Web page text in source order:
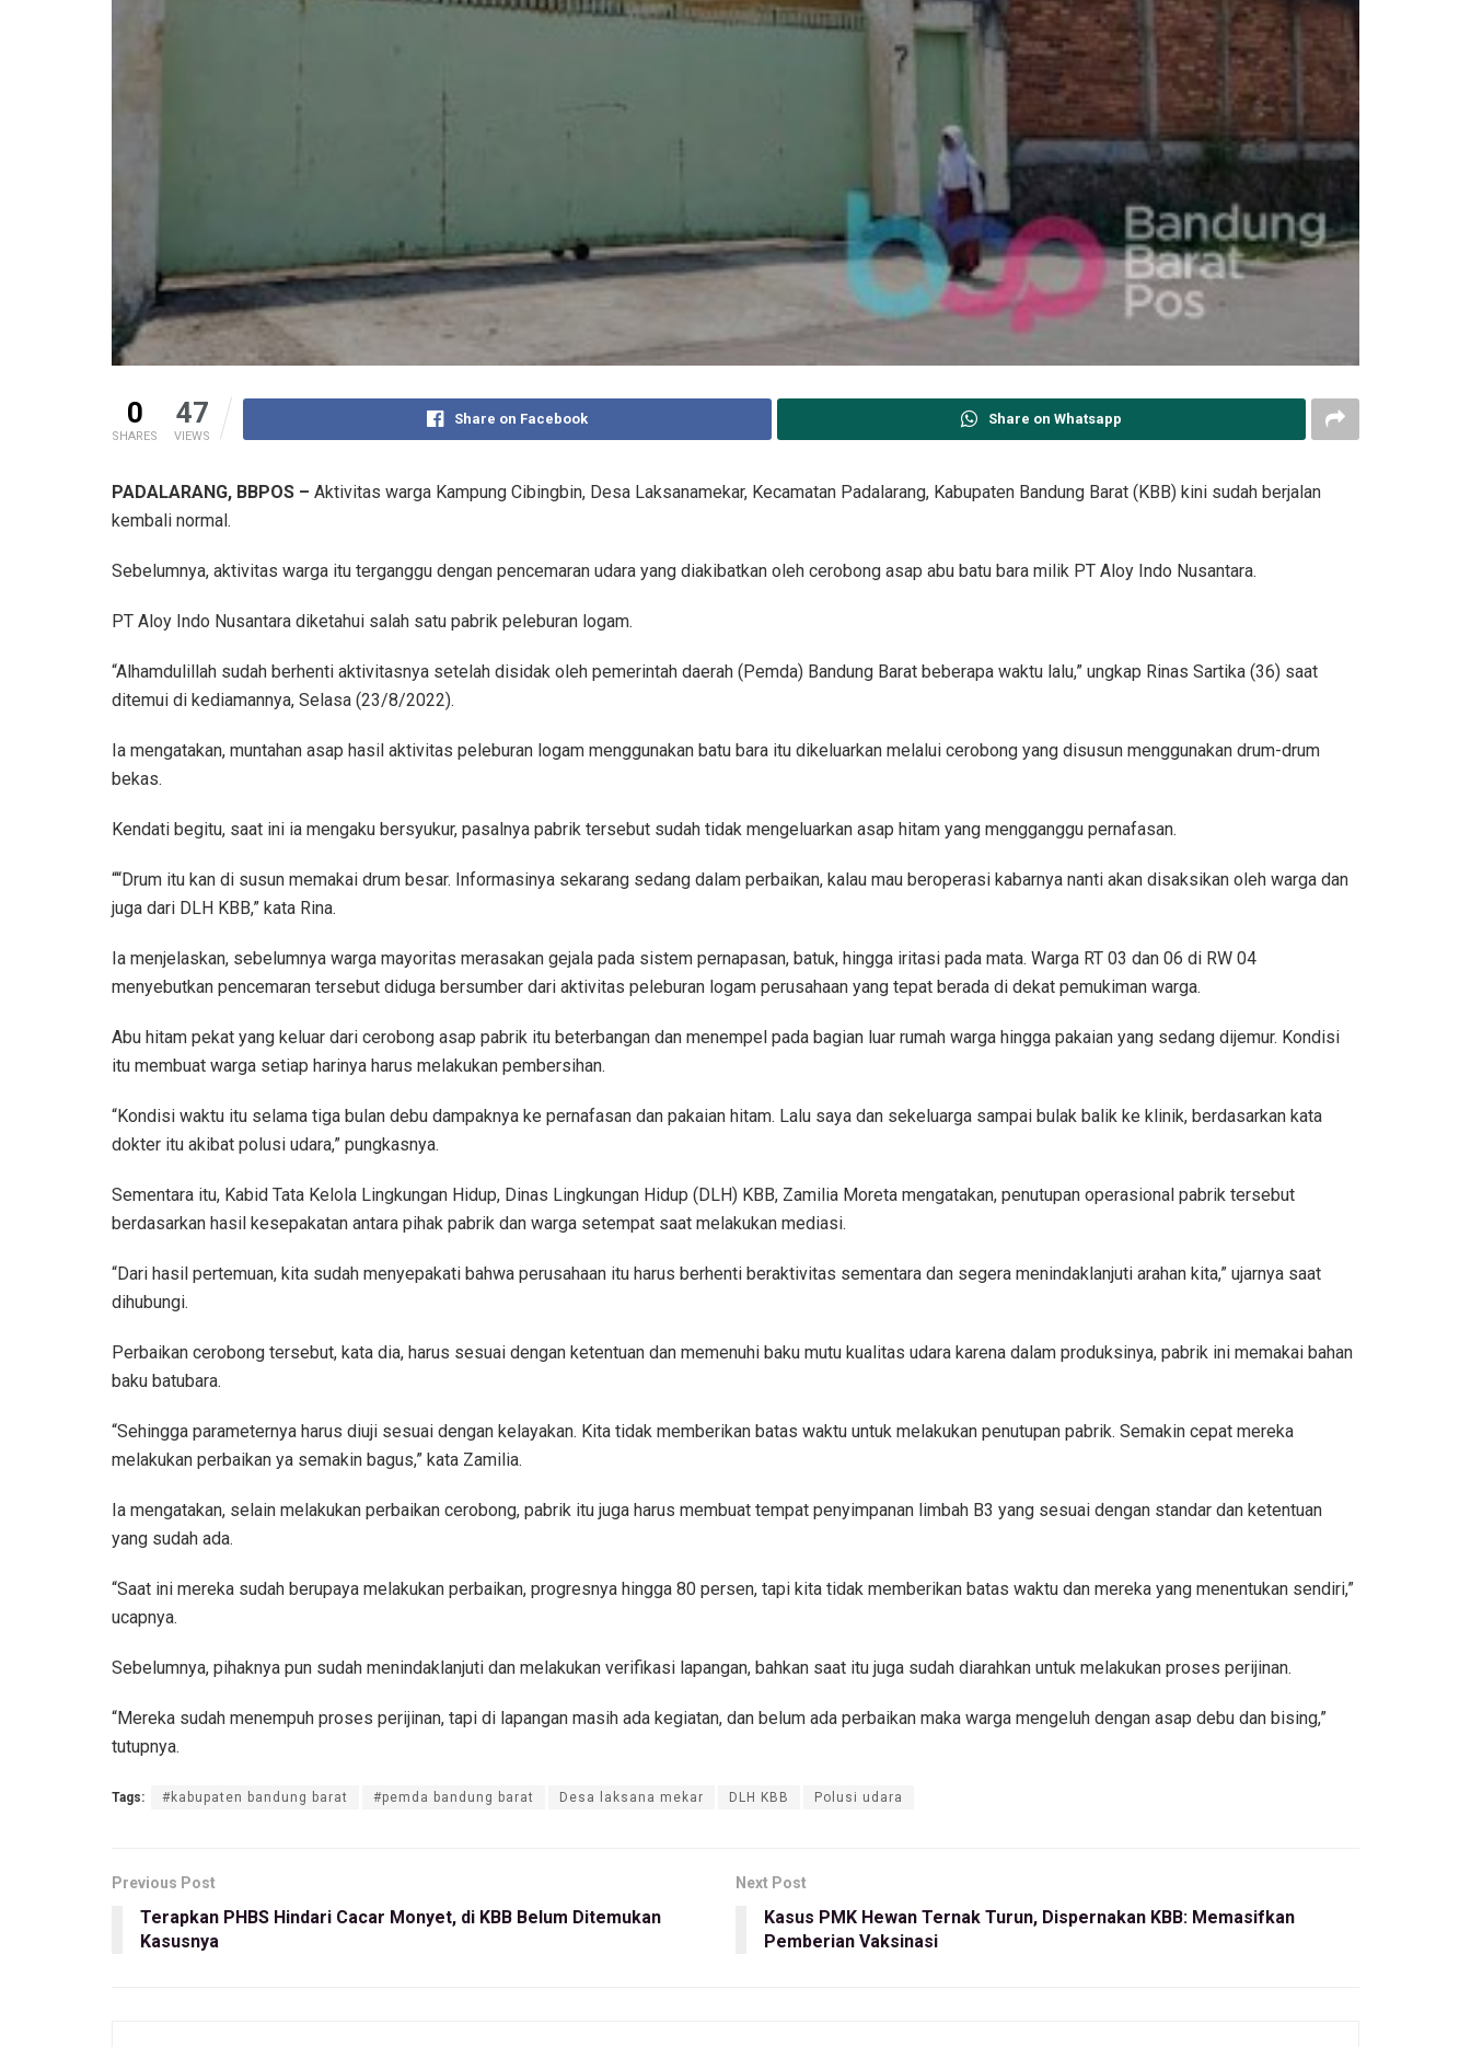
0
SHARES
47
VIEWS
Share on Facebook Share on Whatsapp
PADALARANG, BBPOS – Aktivitas warga Kampung Cibingbin, Desa Laksanamekar, Kecamatan Padalarang, Kabupaten Bandung Barat (KBB) kini sudah berjalan
kembali normal.
Sebelumnya, aktivitas warga itu terganggu dengan pencemaran udara yang diakibatkan oleh cerobong asap abu batu bara milik PT Aloy Indo Nusantara.
PT Aloy Indo Nusantara diketahui salah satu pabrik peleburan logam.
“Alhamdulillah sudah berhenti aktivitasnya setelah disidak oleh pemerintah daerah (Pemda) Bandung Barat beberapa waktu lalu,” ungkap Rinas Sartika (36) saat
ditemui di kediamannya, Selasa (23/8/2022).
Ia mengatakan, muntahan asap hasil aktivitas peleburan logam menggunakan batu bara itu dikeluarkan melalui cerobong yang disusun menggunakan drum-drum
bekas.
Kendati begitu, saat ini ia mengaku bersyukur, pasalnya pabrik tersebut sudah tidak mengeluarkan asap hitam yang mengganggu pernafasan.
““Drum itu kan di susun memakai drum besar. Informasinya sekarang sedang dalam perbaikan, kalau mau beroperasi kabarnya nanti akan disaksikan oleh warga dan
juga dari DLH KBB,” kata Rina.
Ia menjelaskan, sebelumnya warga mayoritas merasakan gejala pada sistem pernapasan, batuk, hingga iritasi pada mata. Warga RT 03 dan 06 di RW 04
menyebutkan pencemaran tersebut diduga bersumber dari aktivitas peleburan logam perusahaan yang tepat berada di dekat pemukiman warga.
Abu hitam pekat yang keluar dari cerobong asap pabrik itu beterbangan dan menempel pada bagian luar rumah warga hingga pakaian yang sedang dijemur. Kondisi
itu membuat warga setiap harinya harus melakukan pembersihan.
“Kondisi waktu itu selama tiga bulan debu dampaknya ke pernafasan dan pakaian hitam. Lalu saya dan sekeluarga sampai bulak balik ke klinik, berdasarkan kata
dokter itu akibat polusi udara,” pungkasnya.
Sementara itu, Kabid Tata Kelola Lingkungan Hidup, Dinas Lingkungan Hidup (DLH) KBB, Zamilia Moreta mengatakan, penutupan operasional pabrik tersebut
berdasarkan hasil kesepakatan antara pihak pabrik dan warga setempat saat melakukan mediasi.
“Dari hasil pertemuan, kita sudah menyepakati bahwa perusahaan itu harus berhenti beraktivitas sementara dan segera menindaklanjuti arahan kita,” ujarnya saat
dihubungi.
Perbaikan cerobong tersebut, kata dia, harus sesuai dengan ketentuan dan memenuhi baku mutu kualitas udara karena dalam produksinya, pabrik ini memakai bahan
baku batubara.
“Sehingga parameternya harus diuji sesuai dengan kelayakan. Kita tidak memberikan batas waktu untuk melakukan penutupan pabrik. Semakin cepat mereka
melakukan perbaikan ya semakin bagus,” kata Zamilia.
Ia mengatakan, selain melakukan perbaikan cerobong, pabrik itu juga harus membuat tempat penyimpanan limbah B3 yang sesuai dengan standar dan ketentuan
yang sudah ada.
“Saat ini mereka sudah berupaya melakukan perbaikan, progresnya hingga 80 persen, tapi kita tidak memberikan batas waktu dan mereka yang menentukan sendiri,”
ucapnya.
Sebelumnya, pihaknya pun sudah menindaklanjuti dan melakukan verifikasi lapangan, bahkan saat itu juga sudah diarahkan untuk melakukan proses perijinan.
“Mereka sudah menempuh proses perijinan, tapi di lapangan masih ada kegiatan, dan belum ada perbaikan maka warga mengeluh dengan asap debu dan bising,”
tutupnya.
Tags: #kabupaten bandung barat #pemda bandung barat Desa laksana mekar DLH KBB Polusi udara
Previous Post
Terapkan PHBS Hindari Cacar Monyet, di KBB Belum Ditemukan
Kasusnya
Next Post
Kasus PMK Hewan Ternak Turun, Dispernakan KBB: Memasifkan
Pemberian Vaksinasi